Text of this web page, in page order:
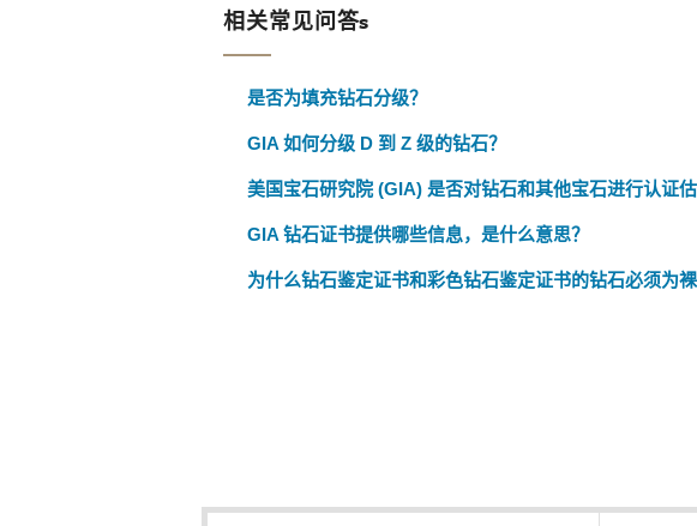
相关常见问答s
是否为填充钻石分级？
GIA 如何分级 D 到 Z 级的钻石？
美国宝石研究院 (GIA) 是否对钻石和其他宝石进行认证估
GIA 钻石证书提供哪些信息，是什么意思？
为什么钻石鉴定证书和彩色钻石鉴定证书的钻石必须为裸